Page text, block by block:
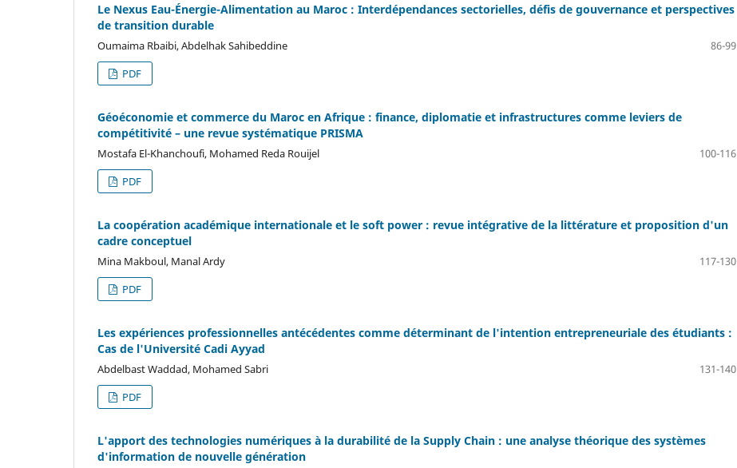
Le Nexus Eau-Énergie-Alimentation au Maroc : Interdépendances sectorielles, défis de gouvernance et perspectives
de transition durable
Oumaima Rbaibi, Abdelhak Sahibeddine
86-99
PDF
Géoéconomie et commerce du Maroc en Afrique : finance, diplomatie et infrastructures comme leviers de
compétitivité – une revue systématique PRISMA
Mostafa El-Khanchoufi, Mohamed Reda Rouijel
100-116
PDF
La coopération académique internationale et le soft power : revue intégrative de la littérature et proposition d'un
cadre conceptuel
Mina Makboul, Manal Ardy
117-130
PDF
Les expériences professionnelles antécédentes comme déterminant de l'intention entrepreneuriale des étudiants :
Cas de l'Université Cadi Ayyad
Abdelbast Waddad, Mohamed Sabri
131-140
PDF
L'apport des technologies numériques à la durabilité de la Supply Chain : une analyse théorique des systèmes
d'information de nouvelle génération